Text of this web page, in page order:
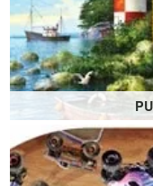
Conçu pour